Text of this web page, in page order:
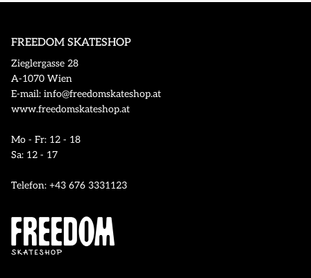
FREEDOM SKATESHOP
Zieglergasse 28
A-1070 Wien
E-mail: info@freedomskateshop.at
www.freedomskateshop.at
Mo - Fr: 12 - 18
Sa: 12 - 17
Telefon: +43 676 3331123